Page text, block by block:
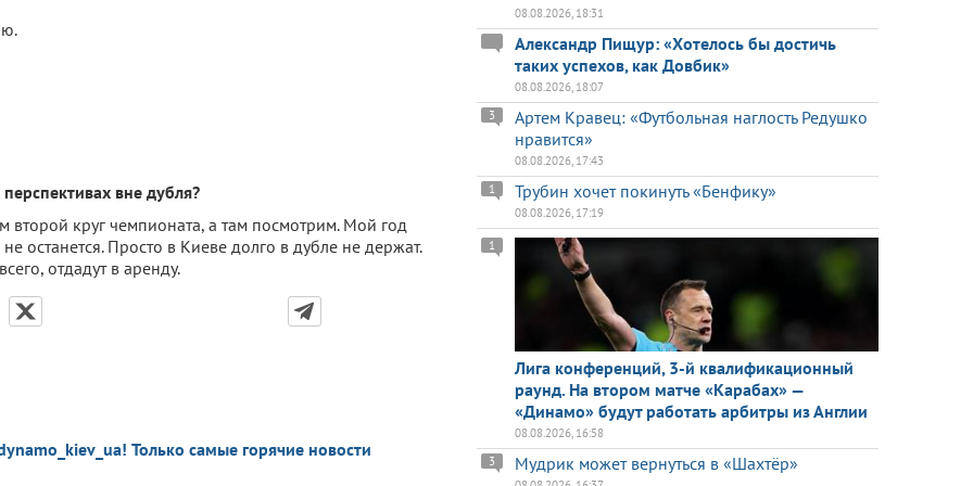
вне дубля?
второй круг чемпионата, а там посмотрим. Мой год
останется. Просто в Киеве долго в дубле не держат.
отдадут в аренду.
Только самые горячие новости
08.08.2026, 18:31
Александр Пищур: «Хотелось бы достичь
таких успехов, как Довбик»
08.08.2026, 18:07
Артем Кравец: «Футбольная наглость Редушко
нравится»
3
08.08.2026, 17:43
Трубин хочет покинуть «Бенфику»
1
08.08.2026, 17:19
Лига конференций, 3-й квалификационный
раунд. На втором матче «Карабах» —
«Динамо» будут работать арбитры из Англии
1
08.08.2026, 16:58
Мудрик может вернуться в «Шахтёр»
3